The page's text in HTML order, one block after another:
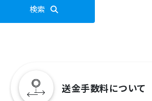
検索
送金手数料について